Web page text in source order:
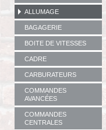
ALLUMAGE
BAGAGERIE
BOITE DE VITESSES
CADRE
CARBURATEURS
COMMANDES
AVANCÉES
COMMANDES
CENTRALES